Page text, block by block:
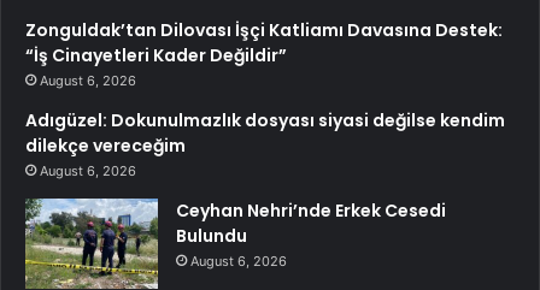
Zonguldak’tan Dilovası İşçi Katliamı Davasına Destek:
“İş Cinayetleri Kader Değildir”
August 6, 2026
Adıgüzel: Dokunulmazlık dosyası siyasi değilse kendim
dilekçe vereceğim
August 6, 2026
Ceyhan Nehri’nde Erkek Cesedi
Bulundu
August 6, 2026